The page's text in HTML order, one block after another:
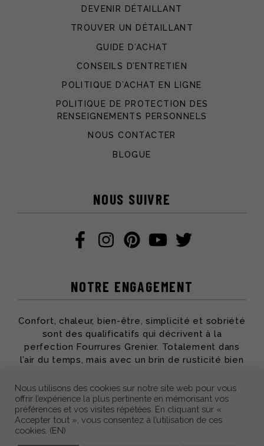
DEVENIR DÉTAILLANT
TROUVER UN DÉTAILLANT
GUIDE D’ACHAT
CONSEILS D’ENTRETIEN
POLITIQUE D’ACHAT EN LIGNE
POLITIQUE DE PROTECTION DES
RENSEIGNEMENTS PERSONNELS
NOUS CONTACTER
BLOGUE
NOUS SUIVRE
NOTRE ENGAGEMENT
Confort, chaleur, bien-être, simplicité et sobriété
sont des qualificatifs qui décrivent à la
perfection Fourrures Grenier. Totalement dans
l’air du temps, mais avec un brin de rusticité bien
son savoir-faire pour vous offrir des produits qui
vous accompagneront des années durant.
Nous utilisons des cookies sur notre site web pour vous
offrir l’expérience la plus pertinente en mémorisant vos
préférences et vos visites répétées. En cliquant sur «
Accepter tout », vous consentez à l’utilisation de ces
cookies. (EN)